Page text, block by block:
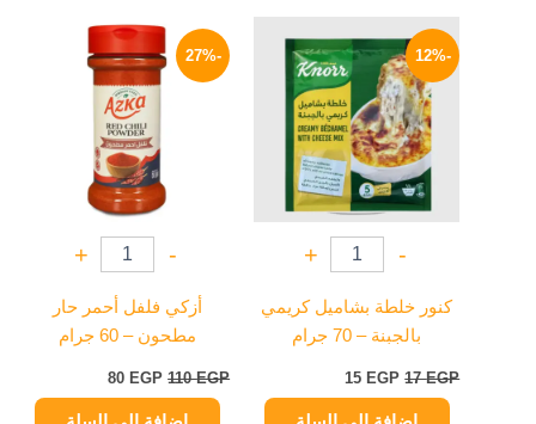
-12%
-
+
كنور خلطة بشاميل كريمي
بالجبنة – 70 جرام
17EGP
الأصلي
هو:
17 EGP.
15 EGP
الحالي
هو:
15 EGP.
-27%
-
+
أزكي فلفل أحمر حار
مطحون – 60 جرام
110EGP
السعر
الأصلي
هو:
110 EGP.
80 EGP
السعر
هو:
80 EGP.